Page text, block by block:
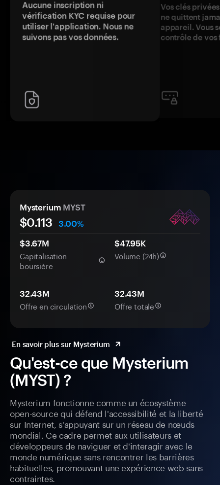
Aucune inscription ni
vérification KYC requise pour
utiliser l'application. Nous ne
suivons pas vos données.
Vos clés
ne quittent
appareil. Vous
contrôle de vos
Qu'est-ce que Mysterium
(MYST) ?
Mysterium fonctionne comme un écosystème
open-source qui défend l'accessibilité et la liberté
sur Internet, s'appuyant sur un réseau de nœuds
mondial. Ce cadre permet aux utilisateurs et
développeurs de naviguer et d'interagir avec le
monde numérique sans rencontrer les barrières
habituelles, promouvant une expérience web sans
contraintes.
Mysterium MYST
$0.113
3.00%
$3.67M
Capitalisation
boursière
$47.95K
Volume (24h)
32.43M
Offre en circulation
32.43M
Offre totale
En savoir plus sur Mysterium